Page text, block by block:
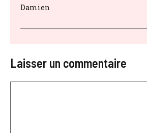
Damien
Laisser un commentaire